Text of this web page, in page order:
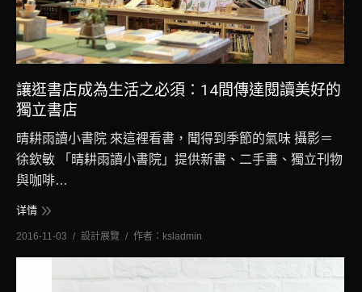
讓逛書店成為生活之必須：14間傳達閱讀美好的
獨立書店
晴耕雨讀小書院 來這裡看書，聞得到季節的氣味 攝影＝
徐欽敏 「晴耕雨讀小書院」提供新書、二手書、獨立刊物
與咖啡…
详情
2016-11-03 設計展覽 作者： ksladmin